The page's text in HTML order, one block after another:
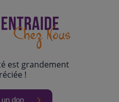
est grandement
!
un don